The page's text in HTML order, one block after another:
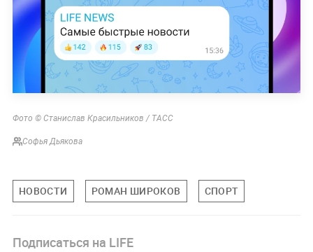
Фото © Станислав Красильников / ТАСС
Софья Дьякова
НОВОСТИ РОМАН ШИРОКОВ СПОРТ
Подписаться на LIFE